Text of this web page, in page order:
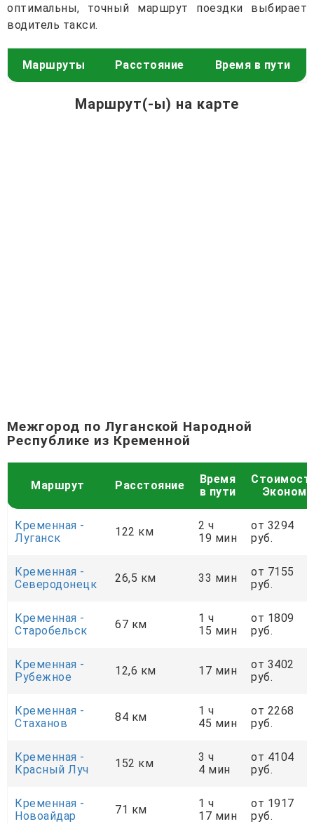
оптимальны, точный маршрут поездки выбирает
водитель такси.
Маршруты Расстояние Время в пути
Маршрут(-ы) на карте
Межгород по Луганской Народной
Республике из Кременной
Маршрут Расстояние
Время
в пути
Эконом
Кременная -
Луганск
122 км
2 ч
19 мин
от 3294
руб.
Кременная -
Северодонецк
26,5 км 33 мин
от 7155
руб.
Кременная -
Старобельск
67 км
1 ч
15 мин
от 1809
руб.
Кременная -
Рубежное
12,6 км 17 мин
от 3402
руб.
Кременная -
Стаханов
84 км
1 ч
45 мин
от 2268
руб.
Кременная -
Красный Луч
152 км
3 ч
4 мин
от 4104
руб.
Кременная -
Новоайдар
71 км
1 ч
17 мин
от 1917
руб.